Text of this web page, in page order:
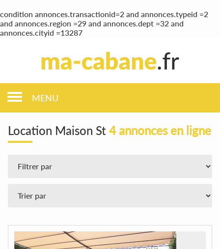
condition annonces.transactionid=2 and annonces.typeid =2
and annonces.region =29 and annonces.dept =32 and
annonces.cityid =13287
MENU
Location Maison St 4 annonces en ligne